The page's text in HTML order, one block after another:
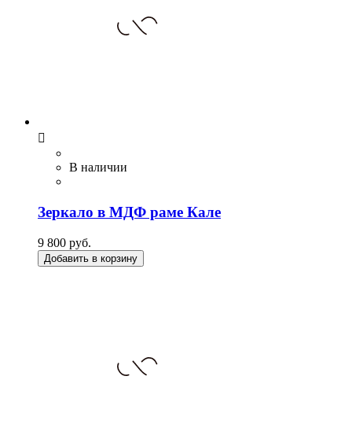

В наличии
Зеркало в МДФ раме Кале
9 800 руб.
Добавить в корзину